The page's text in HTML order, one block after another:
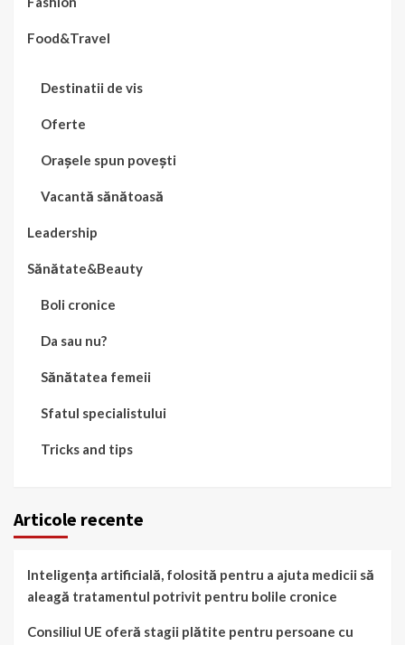
Food&Travel
Destinatii de vis
Oferte
Orașele spun povești
Vacantă sănătoasă
Leadership
Sănătate&Beauty
Boli cronice
Da sau nu?
Sănătatea femeii
Sfatul specialistului
Tricks and tips
Articole recente
Inteligența artificială, folosită pentru a ajuta medicii să
aleagă tratamentul potrivit pentru bolile cronice
Consiliul UE oferă stagii plătite pentru persoane cu